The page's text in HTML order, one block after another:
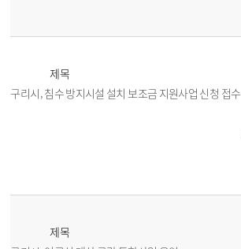
제목
구리시, 침수 방지시설 설치 보조금 지원사업 신청 접수
제목